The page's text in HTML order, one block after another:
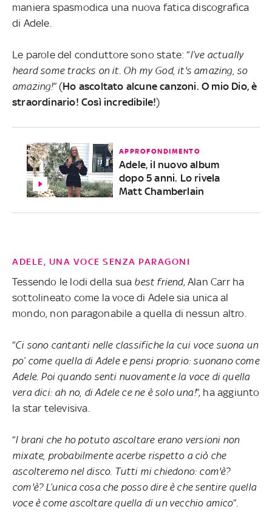
maniera spasmodica una nuova fatica discografica
di Adele.
Le parole del conduttore sono state: “I’ve actually
heard some tracks on it. Oh my God, it's amazing, so
amazing!” (Ho ascoltato alcune canzoni. O mio Dio, è
straordinario! Così incredibile!)
APPROFONDIMENTO
Adele, il nuovo album
dopo 5 anni. Lo rivela
Matt Chamberlain
ADELE, UNA VOCE SENZA PARAGONI
Tessendo le lodi della sua best friend, Alan Carr ha
sottolineato come la voce di Adele sia unica al
mondo, non paragonabile a quella di nessun altro.
“Ci sono cantanti nelle classifiche la cui voce suona un
po’ come quella di Adele e pensi proprio: suonano come
Adele. Poi quando senti nuovamente la voce di quella
vera dici: ah no, di Adele ce ne è solo una!”, ha aggiunto
la star televisiva.
“I brani che ho potuto ascoltare erano versioni non
mixate, probabilmente acerbe rispetto a ciò che
ascolteremo nel disco. Tutti mi chiedono: com'è?
com'è? L’unica cosa che posso dire è che sentire quella
voce è come ascoltare quella di un vecchio amico”.